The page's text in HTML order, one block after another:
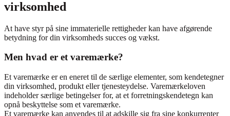
virksomhed
At have styr på sine immaterielle rettigheder kan have afgørende
betydning for din virksomheds succes og vækst.
Men hvad er et varemærke?
Et varemærke er en eneret til de særlige elementer, som kendetegner
din virksomhed, produkt eller tjenesteydelse. Varemærkeloven
indeholder særlige betingelser for, at et forretningskendetegn kan
opnå beskyttelse som et varemærke.
Et varemærke kan anvendes til at adskille sig fra sine konkurrenter